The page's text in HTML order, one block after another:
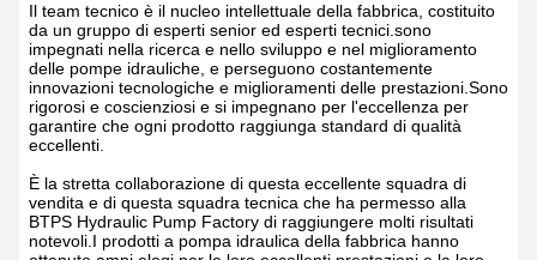
Il team tecnico è il nucleo intellettuale della fabbrica, costituito
da un gruppo di esperti senior ed esperti tecnici.sono
impegnati nella ricerca e nello sviluppo e nel miglioramento
delle pompe idrauliche, e perseguono costantemente
innovazioni tecnologiche e miglioramenti delle prestazioni.Sono
rigorosi e coscienziosi e si impegnano per l'eccellenza per
garantire che ogni prodotto raggiunga standard di qualità
eccellenti.
È la stretta collaborazione di questa eccellente squadra di
vendita e di questa squadra tecnica che ha permesso alla
BTPS Hydraulic Pump Factory di raggiungere molti risultati
notevoli.I prodotti a pompa idraulica della fabbrica hanno